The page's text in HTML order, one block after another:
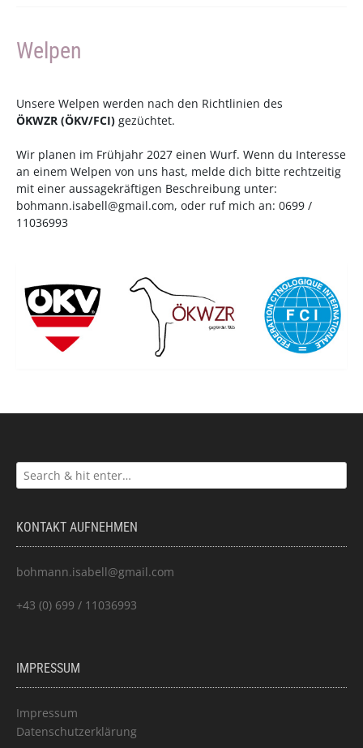
Welpen
Unsere Welpen werden nach den Richtlinien des
ÖKWZR (ÖKV/FCI) gezüchtet.
Wir planen im Frühjahr 2027 einen Wurf. Wenn du Interesse
an einem Welpen von uns hast, melde dich bitte rechtzeitig
mit einer aussagekräftigen Beschreibung unter:
bohmann.isabell@gmail.com, oder ruf mich an: 0699 /
11036993
KONTAKT AUFNEHMEN
bohmann.isabell@gmail.com
+43 (0) 699 / 11036993
IMPRESSUM
Impressum
Datenschutzerklärung